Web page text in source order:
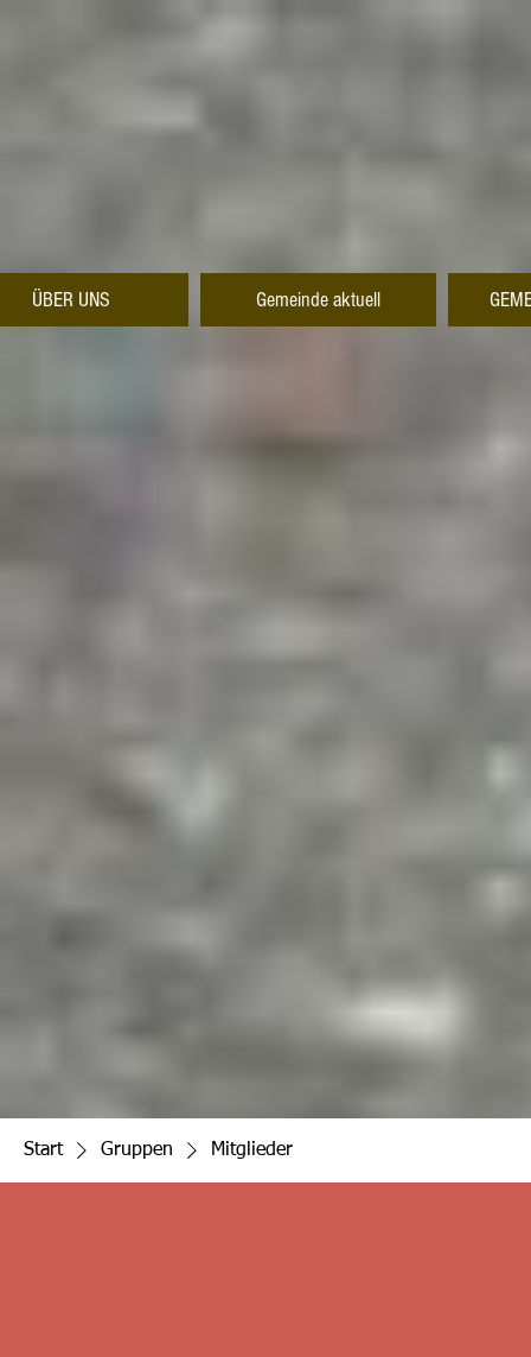
ÜBER UNS Gemeinde aktuell
Start Gruppen Mitglieder